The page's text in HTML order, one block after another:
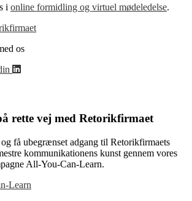
i online formidling og virtuel mødeledelse.
os
rette vej med Retorikfirmaet
få ubegrænset adgang til Retorikfirmaets
kommunikationens kunst gennem vores
All-You-Can-Learn.
Learn